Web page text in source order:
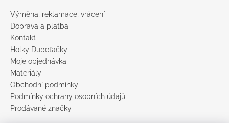
Výměna, reklamace, vrácení
Doprava a platba
Kontakt
Holky Dupeťačky
Moje objednávka
Materiály
Obchodní podmínky
Podmínky ochrany osobních údajů
Prodávané značky